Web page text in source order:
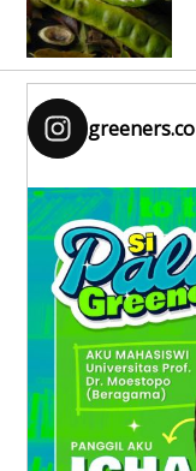
greeners.co